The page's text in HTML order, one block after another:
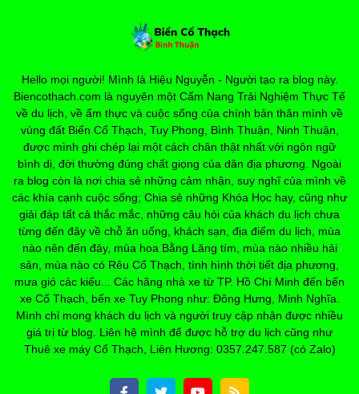
Hello mọi người! Mình là Hiệu Nguyễn - Người tạo ra blog này.
Biencothach.com là nguyên một Cẩm Nang Trải Nghiệm Thực Tế
về du lịch, về ẩm thực và cuộc sống của chính bản thân mình về
vùng đất Biển Cổ Thạch, Tuy Phong, Bình Thuận, Ninh Thuận,
được mình ghi chép lại một cách chân thật nhất với ngôn ngữ
bình dị, đời thường đúng chất giọng của dân địa phương. Ngoài
ra blog còn là nơi chia sẻ những cảm nhận, suy nghĩ của mình về
các khía cạnh cuộc sống; Chia sẻ những Khóa Học hay, cũng như
giải đáp tất cả thắc mắc, những câu hỏi của khách du lịch chưa
từng đến đây về chỗ ăn uống, khách sạn, địa điểm du lịch, mùa
nào nên đến đây, mùa hoa Bằng Lăng tím, mùa nào nhiều hải
sản, mùa nào có Rêu Cổ Thạch, tình hình thời tiết địa phương,
mưa gió các kiểu... Các hãng nhà xe từ TP. Hồ Chí Minh đến bến
xe Cổ Thạch, bến xe Tuy Phong như: Đông Hưng, Minh Nghĩa.
Mình chỉ mong khách du lịch và người truy cập nhận được nhiều
giá trị từ blog. Liên hệ mình để được hỗ trợ du lịch cũng như
Thuê xe máy Cổ Thạch, Liên Hương: 0357.247.587 (có Zalo)